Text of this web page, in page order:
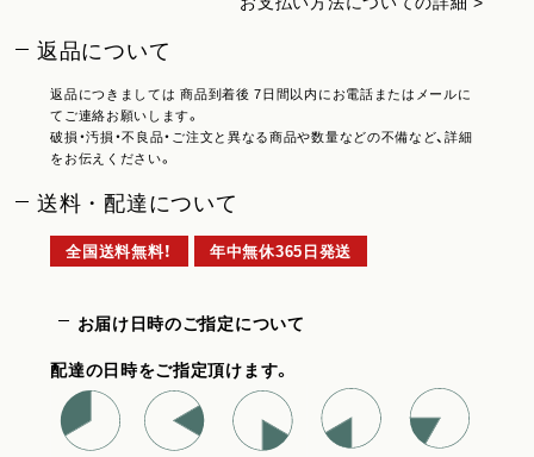
返品について
返品につきましては 商品到着後 7日間以内にお電話またはメールに
てご連絡お願いします。
破損・汚損・不良品・ご注文と異なる商品や数量などの不備など、詳細
をお伝えください。
送料・配達について
全国送料無料！ 年中無休365日発送
お届け日時のご指定について
配達の日時をご指定頂けます。